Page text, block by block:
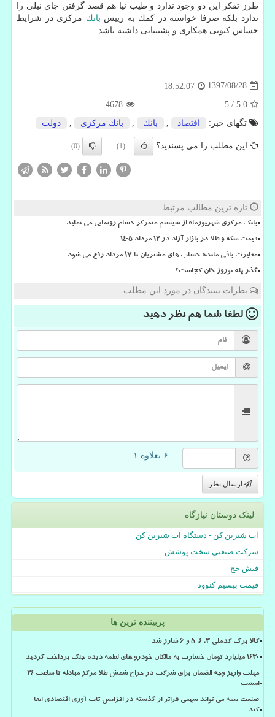
طرز تفكر این دو وجود ندارد و طیب نیا هم قصد گرفتن جای نیلی را
ندارد بلكه صرفا خواسته در كمك به رییس بانك مركزی در شرایط
حساس كنونی همكاری و پشتیبانی داشته باشد.
1397/08/28
18:52:07
5.0
/
5
4678
تگهای خبر:
اقتصاد بانك بانك مركزی دولت
این مطلب را می پسندید؟ (1)
(0)
تازه ترین مطالب مرتبط
بانک مرکزی شهریورماه از سیستم متمرکز حسام رونمایی می نماید
قیمت سکه و طلا در بازار آزاد در ۱۲ مرداد ۱۴۰۵
مغایرت باقی مانده حساب های مشتریان تا 17 مرداد رفع می شود
گذر پله نوروز خان کجاست؟
نظرات بینندگان در مورد این مطلب
لطفا شما همنظر دهید
= ۶ بعلاوه ۱
ارسال نظر
لینک دوستان نیازگاه
آب شیرین کن - دستگاه آب شیرین کن
شرکت صنعتی سخت پوشش
فیش حج
قیمت بیسیم کنوود
پربیننده ترین ها
کالا برگ کدملی 3، 4، 5 و 6 شارژ شد
۱۴۳۰ میلیارد تومان خسارت به مالکان خودرو های لطمه دیده جنگ پرداخت گردید
مهلت واریز وجه الضمان برای شرکت در حراج شمش طلا مرکز مبادله تا ساعت ۲۴
امشب
صنعت بیمه می تواند سهمی فراتر از گذشته در افزایش تاب آوری اقتصادی ایفا
کند